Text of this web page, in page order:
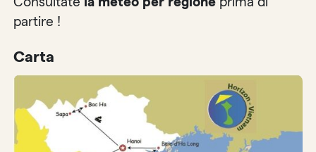
partire !
Carta